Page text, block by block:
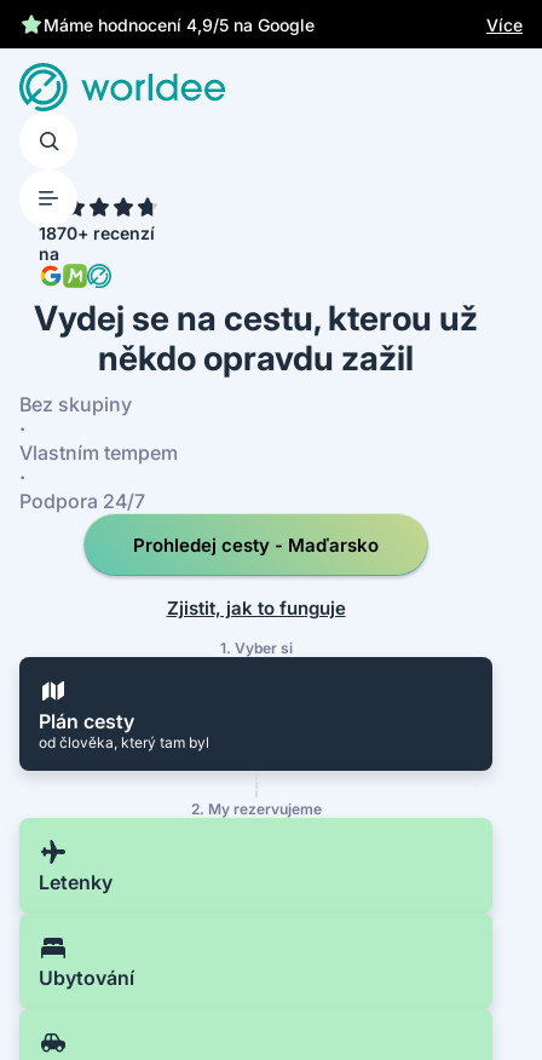
Máme hodnocení 4,9/5 na Google
Více
1870+ recenzí
na
Vydej se na cestu, kterou už
někdo opravdu zažil
Bez skupiny
·
Vlastním tempem
·
Podpora 24/7
Prohledej cesty - Maďarsko
Zjistit, jak to funguje
1. Vyber si
Plán cesty
od člověka, který tam byl
2. My rezervujeme
Letenky
Ubytování